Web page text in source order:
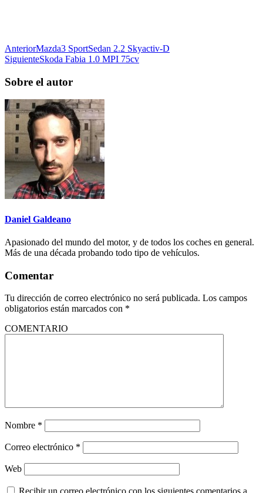
AnteriorMazda3 SportSedan 2.2 Skyactiv-D
SiguienteSkoda Fabia 1.0 MPI 75cv
Sobre el autor
Daniel Galdeano
Apasionado del mundo del motor, y de todos los coches en general.
Más de una década probando todo tipo de vehículos.
Comentar
Tu dirección de correo electrónico no será publicada. Los campos
obligatorios están marcados con *
COMENTARIO
Nombre *
Correo electrónico *
Web